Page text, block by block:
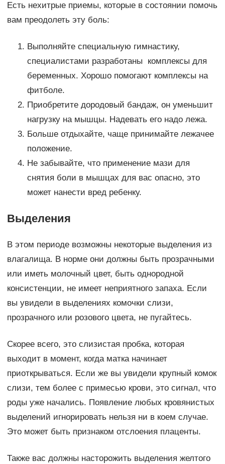
Есть нехитрые приемы, которые в состоянии помочь
вам преодолеть эту боль:
Выполняйте специальную гимнастику,
специалистами разработаны комплексы для
беременных. Хорошо помогают комплексы на
фитболе.
Приобретите дородовый бандаж, он уменьшит
нагрузку на мышцы. Надевать его надо лежа.
Больше отдыхайте, чаще принимайте лежачее
положение.
Не забывайте, что применение мази для
снятия боли в мышцах для вас опасно, это
может нанести вред ребенку.
Выделения
В этом периоде возможны некоторые выделения из
влагалища. В норме они должны быть прозрачными
или иметь молочный цвет, быть однородной
консистенции, не имеет неприятного запаха. Если
вы увидели в выделениях комочки слизи,
прозрачного или розового цвета, не пугайтесь.
Скорее всего, это слизистая пробка, которая
выходит в момент, когда матка начинает
приоткрываться. Если же вы увидели крупный комок
слизи, тем более с примесью крови, это сигнал, что
роды уже начались. Появление любых кровянистых
выделений игнорировать нельзя ни в коем случае.
Это может быть признаком отслоения плаценты.
Также вас должны насторожить выделения желтого